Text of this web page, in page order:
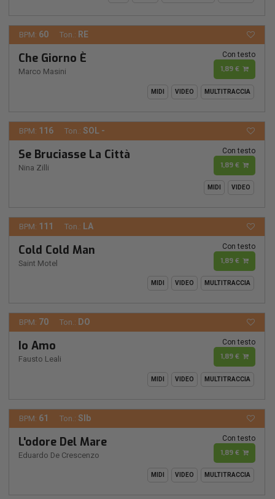
BPM: 60 Ton.: RE
Che Giorno È
Marco Masini
Con testo
1,89 €
MIDI VIDEO MULTITRACCIA
BPM: 116 Ton.: SOL -
Se Bruciasse La Città
Nina Zilli
Con testo
1,89 €
MIDI VIDEO
BPM: 111 Ton.: LA
Cold Cold Man
Saint Motel
Con testo
1,89 €
MIDI VIDEO MULTITRACCIA
BPM: 70 Ton.: DO
Io Amo
Fausto Leali
Con testo
1,89 €
MIDI VIDEO MULTITRACCIA
BPM: 61 Ton.: SIb
L'odore Del Mare
Eduardo De Crescenzo
Con testo
1,89 €
MIDI VIDEO MULTITRACCIA